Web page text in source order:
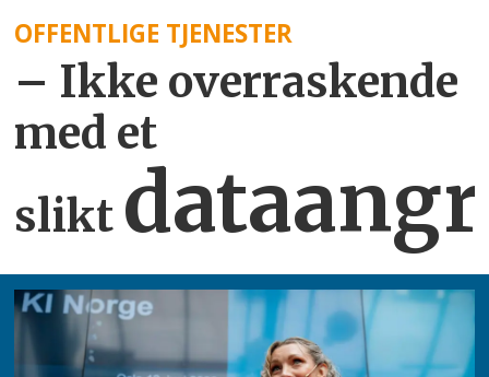
OFFENTLIGE TJENESTER
– Ikke overraskende
med et
slikt